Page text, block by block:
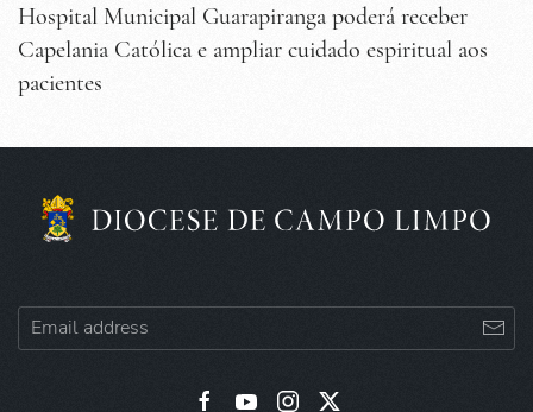
Hospital Municipal Guarapiranga poderá receber
Capelania Católica e ampliar cuidado espiritual aos
pacientes